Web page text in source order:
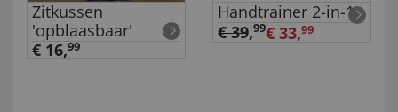
Zitkussen
'opblaasbaar'
€ 16,99
Handtrainer 2-in-1
€ 39,99€ 33,99